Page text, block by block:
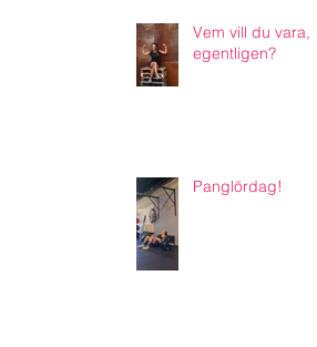
Vem vill du vara,
egentligen?
Panglördag!